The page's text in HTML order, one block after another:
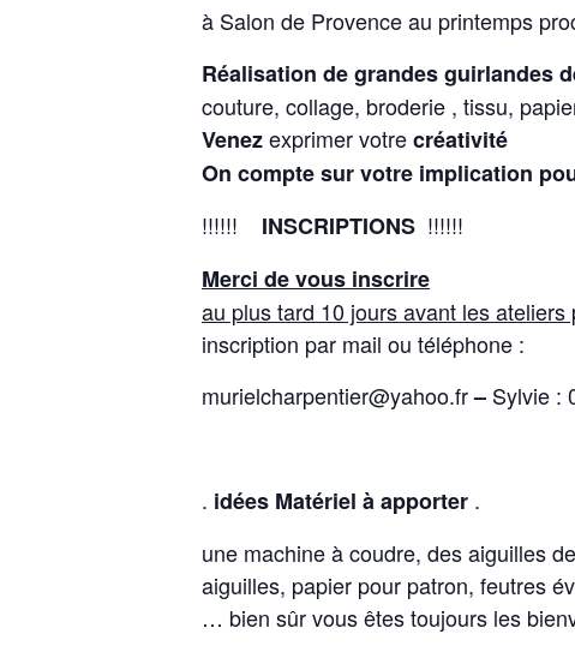
à Salon de Provence au printemps
Réalisation de grandes guirlandes
couture, collage, broderie , tissu,
Venezexprimer votrecréativité
On compte sur votre implication
!!!!!! INSCRIPTIONS !!!!!!
Merci de vous inscrire
au plus tard 10 jours avant les ateliers
inscription par mail ou téléphone :
murielcharpentier@yahoo.fr– Sylvie :
. idées Matériel à apporter .
une machine à coudre, des aiguilles
aiguilles, papier pour patron, feutres
… bien sûr vous êtes toujours les